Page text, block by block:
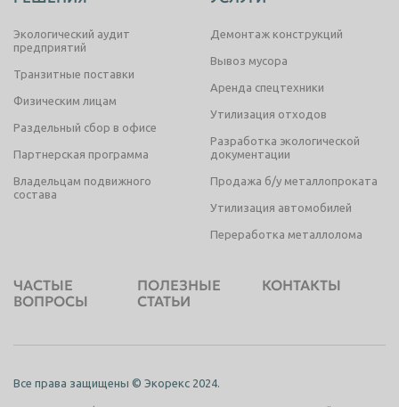
Экологический аудит
предприятий
Транзитные поставки
Физическим лицам
Раздельный сбор в офисе
Партнерская программа
Владельцам подвижного
состава
Демонтаж конструкций
Вывоз мусора
Аренда спецтехники
Утилизация отходов
Разработка экологической
документации
Продажа б/у металлопроката
Утилизация автомобилей
Переработка металлолома
ЧАСТЫЕ
ВОПРОСЫ
ПОЛЕЗНЫЕ
СТАТЬИ
КОНТАКТЫ
Все права защищены © Экорекс 2024.